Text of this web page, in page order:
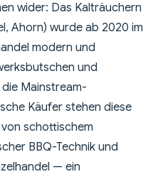
wider: Das Kalträuchern
Ahorn) wurde ab 2020 im
modern und
und
Mainstream-
Käufer stehen diese
schottischem
BBQ-Technik und
— ein